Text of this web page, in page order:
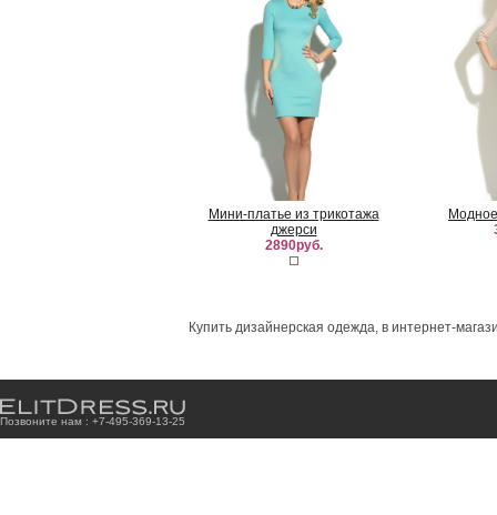
Мини-платье из трикотажа
джерси
2890руб.
Купить дизайнерская одежда, в интернет-
Позвоните нам : +7-495-369-13-25